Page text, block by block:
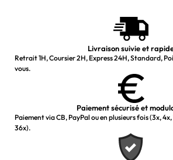
Livraison suivie et
Retrait 1H, Coursier 2H, Express 24H, Standard,
vous.
Paiement sécurisé et
Paiement via CB, PayPal ou en plusieurs fois (3x, 4x,
36x).